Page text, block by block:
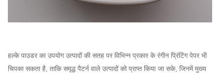
हल्के पाउडर का उपयोग उत्पादों की सतह पर विभिन्न प्रकार के रंगीन प्रिंटिंग पेपर भी
चिपका सकता है, ताकि समृद्ध पैटर्न वाले उत्पादों को प्राप्त किया जा सके, जिनमें मुख्य